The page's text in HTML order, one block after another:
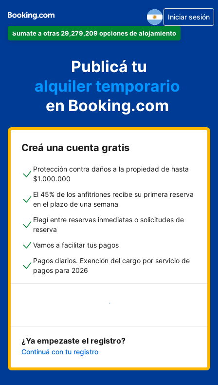
Sumate a otras 29,279,209 opciones de alojamiento
Iniciar sesión
Publicá tu
departamento
hotel
alquiler temporario
cabaña
aparthotel
en Booking.com
Creá una cuenta gratis
Protección contra daños a la propiedad de hasta
$1.000.000
El 45% de los anfitriones recibe su primera reserva
en el plazo de una semana
Elegí entre reservas inmediatas o solicitudes de
reserva
Vamos a facilitar tus pagos
Pagos diarios. Exención del cargo por servicio de
pagos para 2026
Empezar ahora
¿Ya empezaste el registro?
Continuá con tu registro